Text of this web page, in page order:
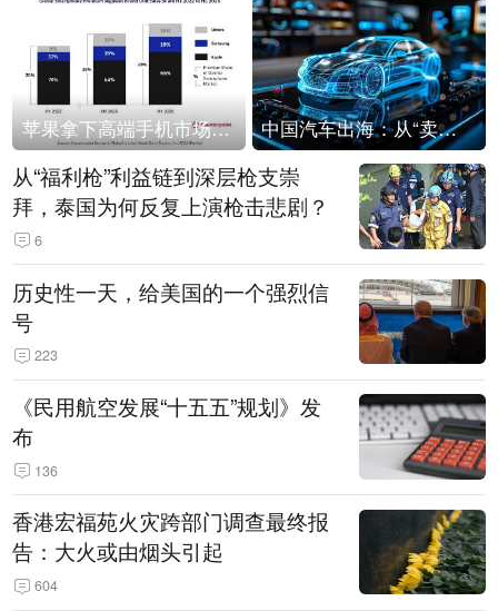
苹果拿下高端手机市场65%的份额：iPhone 17系列功不可没 中国汽车出海：从“卖出去”到“走进去”
从“福利枪”利益链到深层枪支崇
拜，泰国为何反复上演枪击悲剧？
6
历史性一天，给美国的一个强烈信
号
223
《民用航空发展“十五五”规划》发
布
136
香港宏福苑火灾跨部门调查最终报
告：大火或由烟头引起
604